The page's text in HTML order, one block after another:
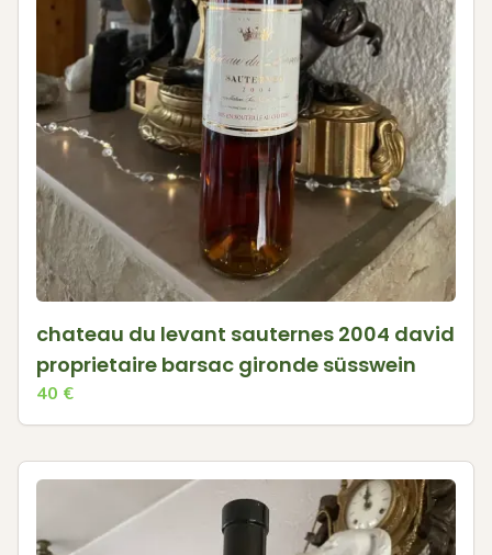
chateau du levant sauternes 2004 david
proprietaire barsac gironde süsswein
40 €